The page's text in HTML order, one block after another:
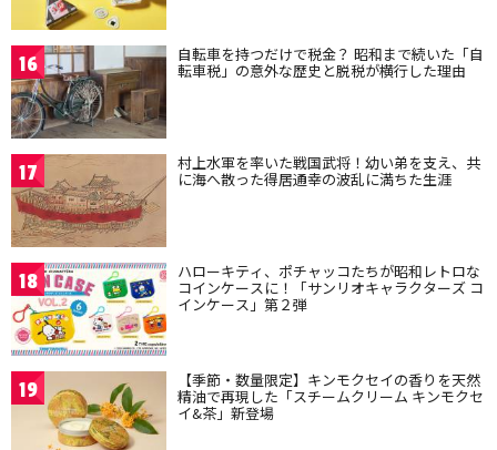
16 自転車を持つだけで税金？ 昭和まで続いた「自
転車税」の意外な歴史と脱税が横行した理由
17 村上水軍を率いた戦国武将！幼い弟を支え、共
に海へ散った得居通幸の波乱に満ちた生涯
18 ハローキティ、ポチャッコたちが昭和レトロな
コインケースに！「サンリオキャラクターズ コ
インケース」第２弾
19 【季節・数量限定】キンモクセイの香りを天然
精油で再現した「スチームクリーム キンモクセ
イ&茶」新登場